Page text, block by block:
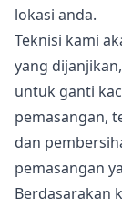
lokasi anda.
Teknisi kami
yang
untuk ganti
pemasangan,
dan
pemasangan
Berdasarakan